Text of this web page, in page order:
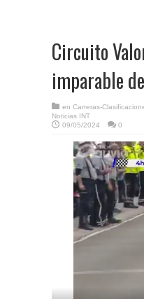
Circuito
imparable
en Carreras-
Noticias INT
09/05/2024
0